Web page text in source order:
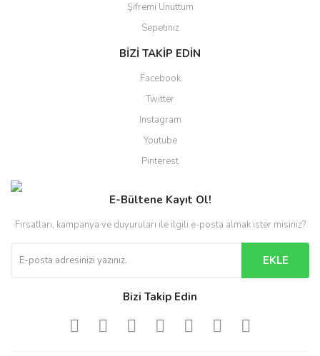
Şifremi Unuttum
Sepetiniz
BİZİ TAKİP EDİN
Facebook
Twitter
Instagram
Youtube
Pinterest
E-Bültene Kayıt Ol!
Fırsatları, kampanya ve duyuruları ile ilgili e-posta almak ister misiniz?
EKLE
Bizi Takip Edin